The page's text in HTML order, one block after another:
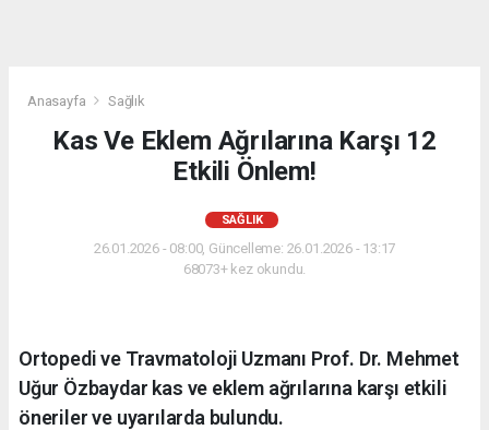
Anasayfa Sağlık
Kas Ve Eklem Ağrılarına Karşı 12
Etkili Önlem!
SAĞLIK
26.01.2026 - 08:00, Güncelleme: 26.01.2026 - 13:17
68073+ kez okundu.
Ortopedi ve Travmatoloji Uzmanı Prof. Dr. Mehmet
Uğur Özbaydar kas ve eklem ağrılarına karşı etkili
öneriler ve uyarılarda bulundu.